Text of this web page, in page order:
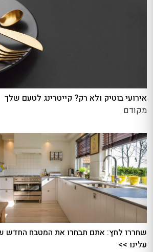
אירועי בוטיק ולא רק? קייטרינג לטעם שלך
מקודם
שחררו לחץ: אתם תבחרו את המטבח החדש
עלינו >>